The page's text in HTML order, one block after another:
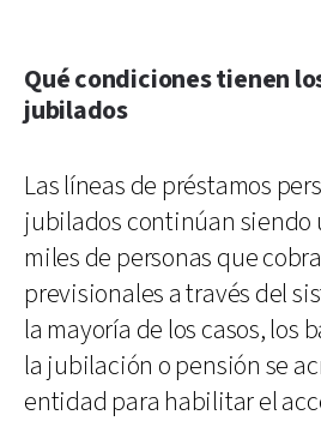
Qué condiciones tienen
jubilados
Las líneas de préstamos
jubilados continúan siendo
miles de personas que
previsionales a través del
la mayoría de los casos, los
la jubilación o pensión se
entidad para habilitar el